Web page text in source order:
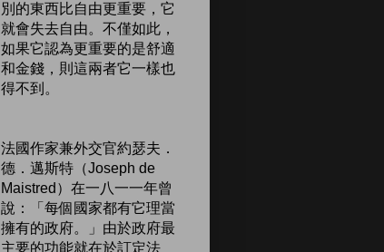
別的東西比自由更重要，它
就會失去自由。不僅如此，
如果它認為更重要的是舒適
和金錢，則這兩者它一樣也
得不到。
法國作家兼外交官約瑟夫．
德．邁斯特（Joseph de
Maistred）在一八一一年曾
說：「每個國家都有它理當
擁有的政府。」由於政府最
主要的功能就在於訂定法